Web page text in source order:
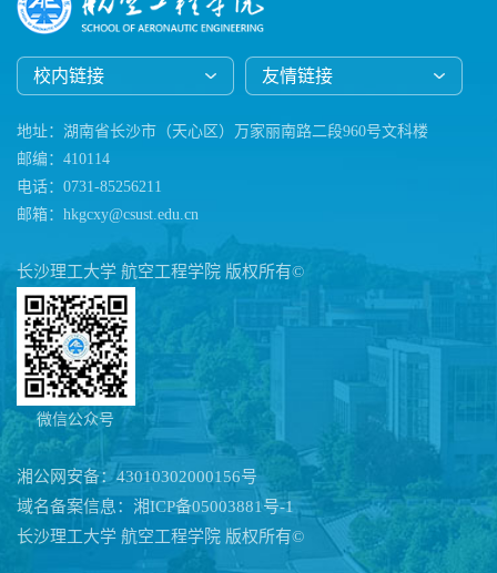
校内链接 友情链接
地址：湖南省长沙市（天心区）万家丽南路二段960号文科楼
邮编：410114
电话：0731-85256211
邮箱：hkgcxy@csust.edu.cn
长沙理工大学 航空工程学院 版权所有©
微信公众号
湘公网安备：43010302000156号
域名备案信息：湘ICP备05003881号-1
长沙理工大学 航空工程学院 版权所有©